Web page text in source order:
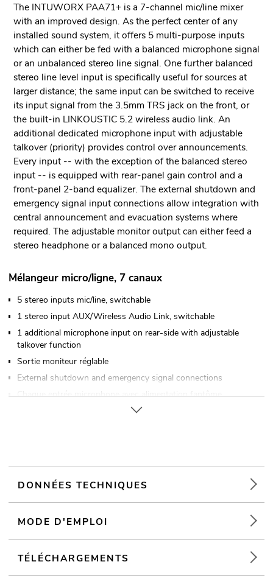
The INTUWORX PAA71+ is a 7-channel mic/line mixer
with an improved design. As the perfect center of any
installed sound system, it offers 5 multi-purpose inputs
which can either be fed with a balanced microphone signal
or an unbalanced stereo line signal. One further balanced
stereo line level input is specifically useful for sources at
larger distance; the same input can be switched to receive
its input signal from the 3.5mm TRS jack on the front, or
the built-in LINKOUSTIC 5.2 wireless audio link. An
additional dedicated microphone input with adjustable
talkover (priority) provides control over announcements.
Every input -- with the exception of the balanced stereo
input -- is equipped with rear-panel gain control and a
front-panel 2-band equalizer. The external shutdown and
emergency signal input connections allow integration with
central announcement and evacuation systems where
required. The adjustable monitor output can either feed a
stereo headphone or a balanced mono output.
Mélangeur micro/ligne, 7 canaux
5 stereo inputs mic/line, switchable
1 stereo input AUX/Wireless Audio Link, switchable
1 additional microphone input on rear-side with adjustable
talkover function
Sortie moniteur réglable
External shutdown and emergency signal connections
Chaque entrée microphone avec alimentation fantôme
dans la rubrique « Téléchargements » de la fiche technique
DONNÉES TECHNIQUES
MODE D'EMPLOI
TÉLÉCHARGEMENTS